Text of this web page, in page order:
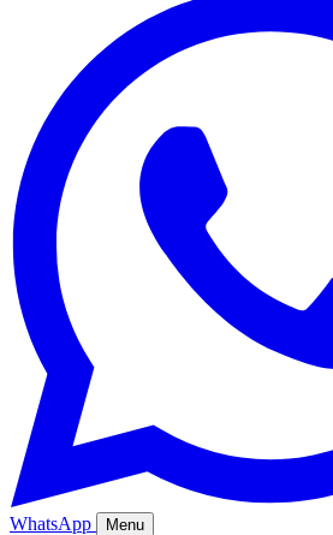
WhatsApp Menu